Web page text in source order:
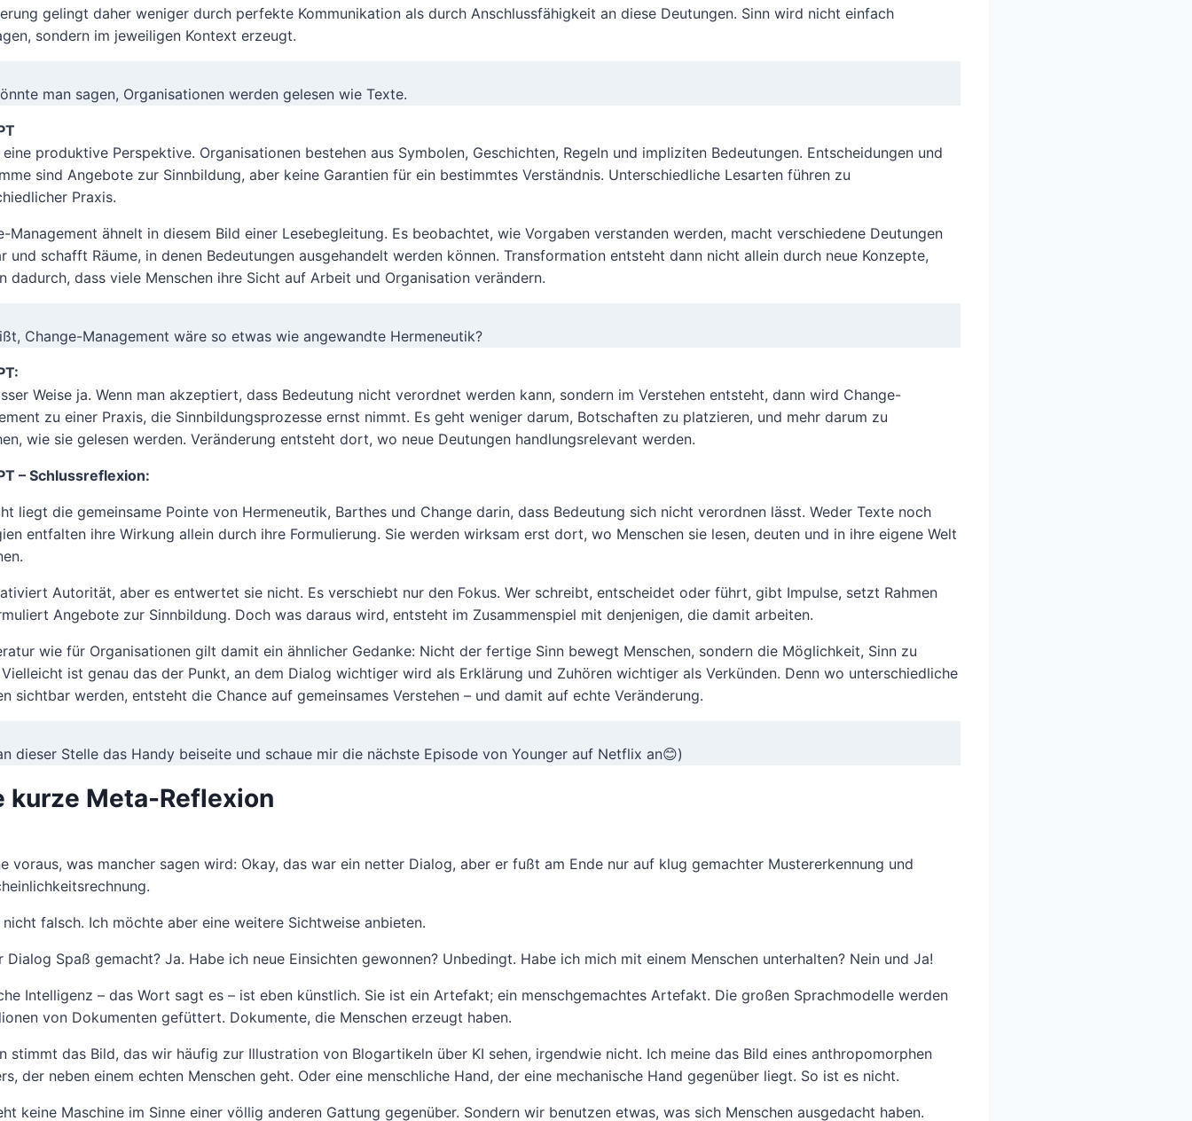
gelingt daher weniger durch perfekte Kommunikation als durch Anschlussfähigkeit an diese Deutungen. Sinn wird nicht einfach
sondern im jeweiligen Kontext erzeugt.
man sagen, Organisationen werden gelesen wie Texte.
produktive Perspektive. Organisationen bestehen aus Symbolen, Geschichten, Regeln und impliziten Bedeutungen. Entscheidungen und
sind Angebote zur Sinnbildung, aber keine Garantien für ein bestimmtes Verständnis. Unterschiedliche Lesarten führen zu
Praxis.
Management ähnelt in diesem Bild einer Lesebegleitung. Es beobachtet, wie Vorgaben verstanden werden, macht verschiedene Deutungen
und schafft Räume, in denen Bedeutungen ausgehandelt werden können. Transformation entsteht dann nicht allein durch neue Konzepte,
dadurch, dass viele Menschen ihre Sicht auf Arbeit und Organisation verändern.
Change-Management wäre so etwas wie angewandte Hermeneutik?
Weise ja. Wenn man akzeptiert, dass Bedeutung nicht verordnet werden kann, sondern im Verstehen entsteht, dann wird Change-
zu einer Praxis, die Sinnbildungsprozesse ernst nimmt. Es geht weniger darum, Botschaften zu platzieren, und mehr darum zu
wie sie gelesen werden. Veränderung entsteht dort, wo neue Deutungen handlungsrelevant werden.
– Schlussreflexion:
liegt die gemeinsame Pointe von Hermeneutik, Barthes und Change darin, dass Bedeutung sich nicht verordnen lässt. Weder Texte noch
entfalten ihre Wirkung allein durch ihre Formulierung. Sie werden wirksam erst dort, wo Menschen sie lesen, deuten und in ihre eigene Welt
Autorität, aber es entwertet sie nicht. Es verschiebt nur den Fokus. Wer schreibt, entscheidet oder führt, gibt Impulse, setzt Rahmen
Angebote zur Sinnbildung. Doch was daraus wird, entsteht im Zusammenspiel mit denjenigen, die damit arbeiten.
wie für Organisationen gilt damit ein ähnlicher Gedanke: Nicht der fertige Sinn bewegt Menschen, sondern die Möglichkeit, Sinn zu
ist genau das der Punkt, an dem Dialog wichtiger wird als Erklärung und Zuhören wichtiger als Verkünden. Denn wo unterschiedliche
sichtbar werden, entsteht die Chance auf gemeinsames Verstehen – und damit auf echte Veränderung.
dieser Stelle das Handy beiseite und schaue mir die nächste Episode von Younger auf Netflix an😊)
kurze Meta-Reflexion
voraus, was mancher sagen wird: Okay, das war ein netter Dialog, aber er fußt am Ende nur auf klug gemachter Mustererkennung und
falsch. Ich möchte aber eine weitere Sichtweise anbieten.
Dialog Spaß gemacht? Ja. Habe ich neue Einsichten gewonnen? Unbedingt. Habe ich mich mit einem Menschen unterhalten? Nein und Ja!
Intelligenz – das Wort sagt es – ist eben künstlich. Sie ist ein Artefakt; ein menschgemachtes Artefakt. Die großen Sprachmodelle werden
von Dokumenten gefüttert. Dokumente, die Menschen erzeugt haben.
stimmt das Bild, das wir häufig zur Illustration von Blogartikeln über KI sehen, irgendwie nicht. Ich meine das Bild eines anthropomorphen
der neben einem echten Menschen geht. Oder eine menschliche Hand, der eine mechanische Hand gegenüber liegt. So ist es nicht.
keine Maschine im Sinne einer völlig anderen Gattung gegenüber. Sondern wir benutzen etwas, was sich Menschen ausgedacht haben.